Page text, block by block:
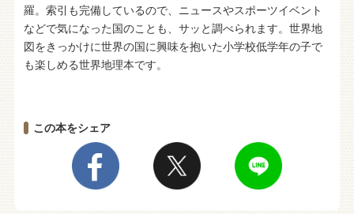
羅。索引も完備しているので、ニュースやスポーツイベント
などで気になった国のことも、サッと調べられます。世界地
図をきっかけに世界の国に興味を抱いた小学校低学年の子で
も楽しめる世界地理本です。
この本をシェア